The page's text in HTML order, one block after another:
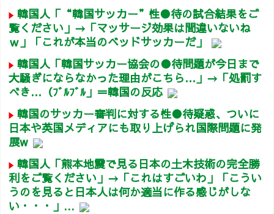
韓国人「“韓国サッカー”性●待の試合結果をご
覧ください」→「マッサージ効果は間違いないね
ｗ」「これが本当のベッドサッカーだ」
韓国人「韓国サッカー協会の●待問題が今日まで
大騒ぎにならなかった理由がこちら…」→「処罰す
べき…（ﾌﾞﾙﾌﾞﾙ」＝韓国の反応
韓国のサッカー審判に対する性●待疑惑、ついに
日本や英国メディアにも取り上げられ国際問題に発
展w
韓国人「熊本地震で見る日本の土木技術の完全勝
利をご覧ください」→「これはすごいわ」「こうい
うのを見ると日本人は何か適当に作る感じがしな
い・・・」...